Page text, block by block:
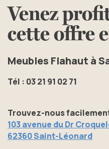
Venez
cette offre
Meubles Flahaut à
Tél : 03 21 91 02 71
Trouvez-nous
103 avenue du Dr
62360 Saint-Léonard